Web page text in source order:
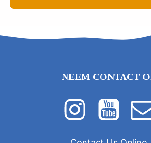
NEEM CONTACT